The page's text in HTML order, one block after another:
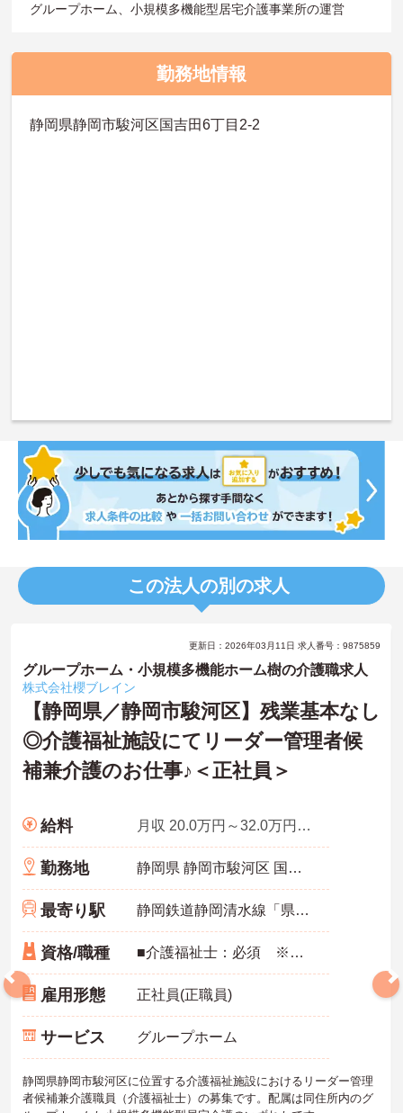
グループホーム、小規模多機能型居宅介護事業所の運営
勤務地情報
静岡県静岡市駿河区国吉田6丁目2-2
この法人の別の求人
更新日：2026年03月11日 求人番号：9875859
グループホーム・小規模多機能ホーム樹の介護職求人
株式会社櫻ブレイン
【静岡県／静岡市駿河区】残業基本なし
◎介護福祉施設にてリーダー管理者候
補兼介護のお仕事♪＜正社員＞
給料 月収 20.0万円～32.0万円程度 ※諸手当込み
勤務地 静岡県 静岡市駿河区 国吉田6丁目2－2
最寄り駅 静岡鉄道静岡清水線「県総合運動場駅」徒歩15分
資格/職種 ■介護福祉士：必須 ※介護支援専門員（ケアマネジャー）：あれば尚可 ■実務経験：必須（介護事業所での3年以上の経験） ■普通自動車免許（AT限定可）：必須
雇用形態 正社員(正職員)
サービス グループホーム
静岡県静岡市駿河区に位置する介護福祉施設におけるリーダー管理
者候補兼介護職員（介護福祉士）の募集です。配属は同住所内のグ